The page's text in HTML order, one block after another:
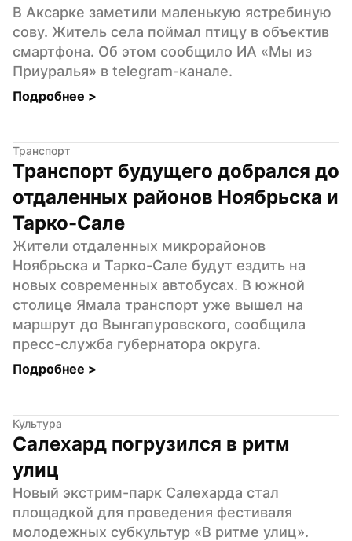
В Аксарке заметили маленькую ястребиную
сову. Житель села поймал птицу в объектив
смартфона. Об этом сообщило ИА «Мы из
Приуралья» в telegram-канале.
Подробнее >
Транспорт
Транспорт будущего добрался до
отдаленных районов Ноябрьска и
Тарко-Сале
Жители отдаленных микрорайонов
Ноябрьска и Тарко-Сале будут ездить на
новых современных автобусах. В южной
столице Ямала транспорт уже вышел на
маршрут до Вынгапуровского, сообщила
пресс-служба губернатора округа.
Подробнее >
Культура
Салехард погрузился в ритм
улиц
Новый экстрим-парк Салехарда стал
площадкой для проведения фестиваля
молодежных субкультур «В ритме улиц».